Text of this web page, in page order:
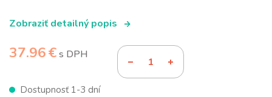
Zobraziť detailný popis
37.96 €s DPH
Dostupnosť 1-3 dní